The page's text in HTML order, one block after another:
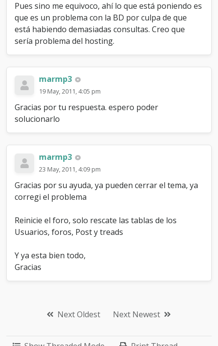
Pues sino me equivoco, ahí lo que está poniendo es
que es un problema con la BD por culpa de que
está habiendo demasiadas consultas. Creo que
sería problema del hosting.
marmp3
19 May, 2011, 4:05 pm
Gracias por tu respuesta. espero poder
solucionarlo
marmp3
23 May, 2011, 4:09 pm
Gracias por su ayuda, ya pueden cerrar el tema, ya
corregi el problema
Reinicie el foro, solo rescate las tablas de los
Usuarios, foros, Post y treads
Y ya esta bien todo,
Gracias
Next Oldest Next Newest